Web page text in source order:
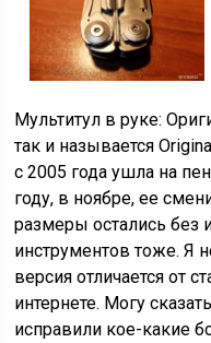
Мультитул в руке:
так и называется
с 2005 года ушла на
году, в ноябре, ее
размеры остались без
инструментов тоже. Я
версия отличается от
интернете. Могу
исправили кое-какие